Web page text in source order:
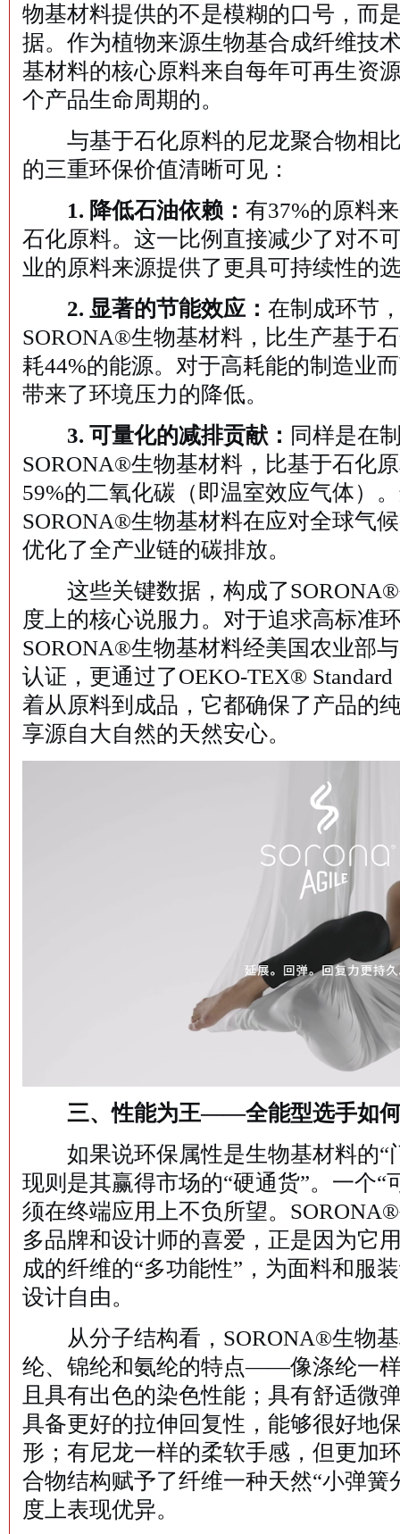
物基材料提供的不是模糊的口号，而
据。作为植物来源生物基合成纤维技
基材料的核心原料来自每年可再生资
个产品生命周期的。
与基于石化原料的尼龙聚合物相比
的三重环保价值清晰可见：
1. 降低石油依赖： 有37%的原料
石化原料。这一比例直接减少了对不
业的原料来源提供了更具可持续性的
2. 显著的节能效应： 在制成环节
SORONA®生物基材料，比生产基于
耗44%的能源。对于高耗能的制造业
带来了环境压力的降低。
3. 可量化的减排贡献： 同样是在
SORONA®生物基材料，比基于石化
59%的二氧化碳（即温室效应气体）
SORONA®生物基材料在应对全球气
优化了全产业链的碳排放。
这些关键数据，构成了SORONA®
度上的核心说服力。对于追求高标准
SORONA®生物基材料经美国农业部
认证，更通过了OEKO-TEX®
着从原料到成品，它都确保了产品的
享源自大自然的天然安心。
三、性能为王——全能型选手如何
如果说环保属性是生物基材料的“
现则是其赢得市场的“硬通货”。一个“
须在终端应用上不负所望。
多品牌和设计师的喜爱，正是因为它
成的纤维的“多功能性”，为面料和服
设计自由。
从分子结构看，SORONA®生物基
纶、锦纶和氨纶的特点——像涤纶一
且具有出色的染色性能；具有舒适微
具备更好的拉伸回复性，能够很好地
形；有尼龙一样的柔软手感，但更加
合物结构赋予了纤维一种天然“小弹簧
度上表现优异。